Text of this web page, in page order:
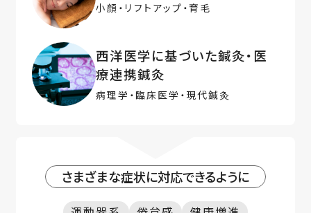
小顔・リフトアップ・育毛
西洋医学に基づいた鍼灸・医
療連携鍼灸
病理学・臨床医学・現代鍼灸
さまざまな症状に対応できるように